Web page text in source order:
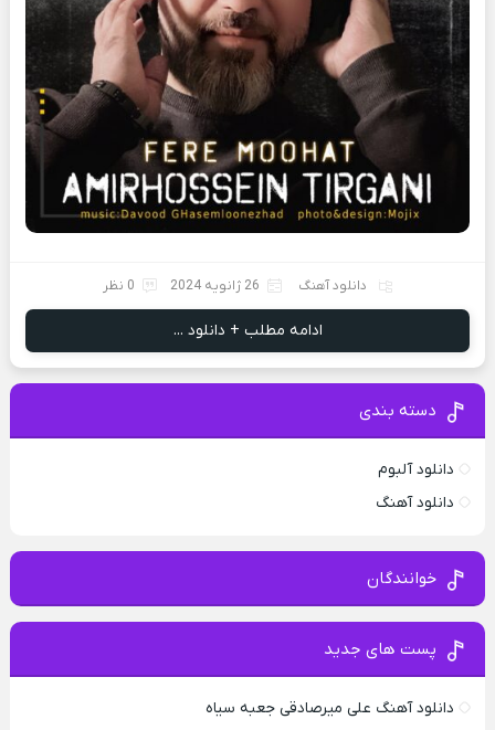
دانلود آهنگ 26 ژانویه 2024 0 نظر
ادامه مطلب + دانلود ...
دسته بندی
دانلود آلبوم
دانلود آهنگ
خوانندگان
پست های جدید
دانلود آهنگ علی میرصادقی جعبه سیاه